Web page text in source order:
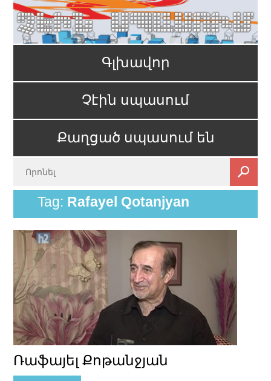
Գլխավոր
Չէին սպասում
Քաղցած սպասում են
Tag: Rafayel Qotanjyan
Ռաֆայել Քոթանջյան